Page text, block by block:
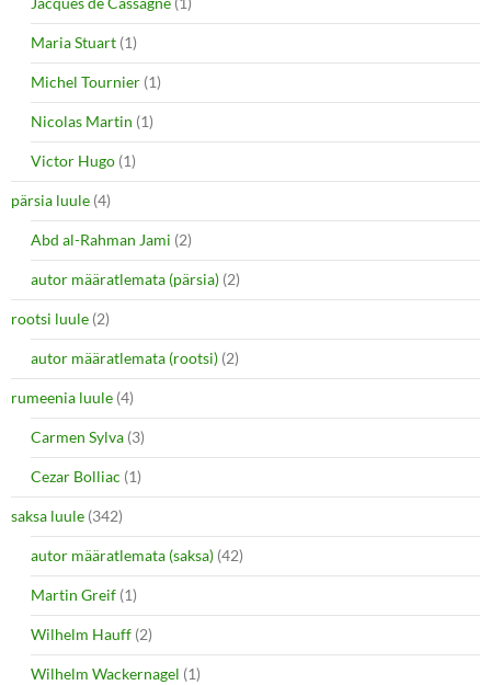
Maria Stuart (1)
Michel Tournier (1)
Nicolas Martin (1)
Victor Hugo (1)
pärsia luule (4)
Abd al-Rahman Jami (2)
autor määratlemata (pärsia) (2)
rootsi luule (2)
autor määratlemata (rootsi) (2)
rumeenia luule (4)
Carmen Sylva (3)
Cezar Bolliac (1)
saksa luule (342)
autor määratlemata (saksa) (42)
Martin Greif (1)
Wilhelm Hauff (2)
Wilhelm Wackernagel (1)